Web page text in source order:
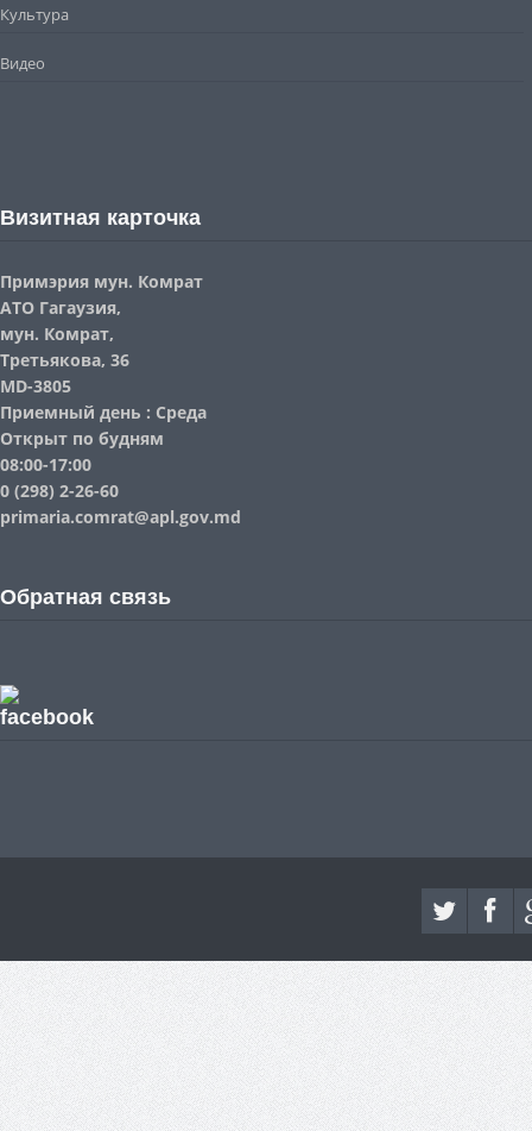
Культура
Видео
Визитная карточка
Примэрия мун. Комрат
АТО Гагаузия,
мун. Комрат,
Третьякова, 36
MD-3805
Приемный день : Среда
Открыт по будням
08:00-17:00
0 (298) 2-26-60
primaria.comrat@apl.gov.md
Обратная связь
facebook